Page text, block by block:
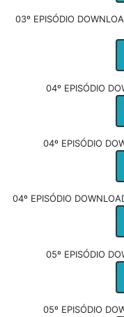
03º EPISÓDIO
04º EPISÓDIO
04º EPISÓDIO
04º EPISÓDIO
05º EPISÓDIO
05º EPISÓDIO